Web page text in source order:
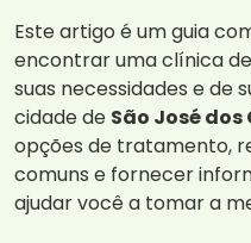
Este artigo é um guia
encontrar uma clínica
suas necessidades e de
cidade de São José
opções de tratamento,
comuns e fornecer
ajudar você a tomar a